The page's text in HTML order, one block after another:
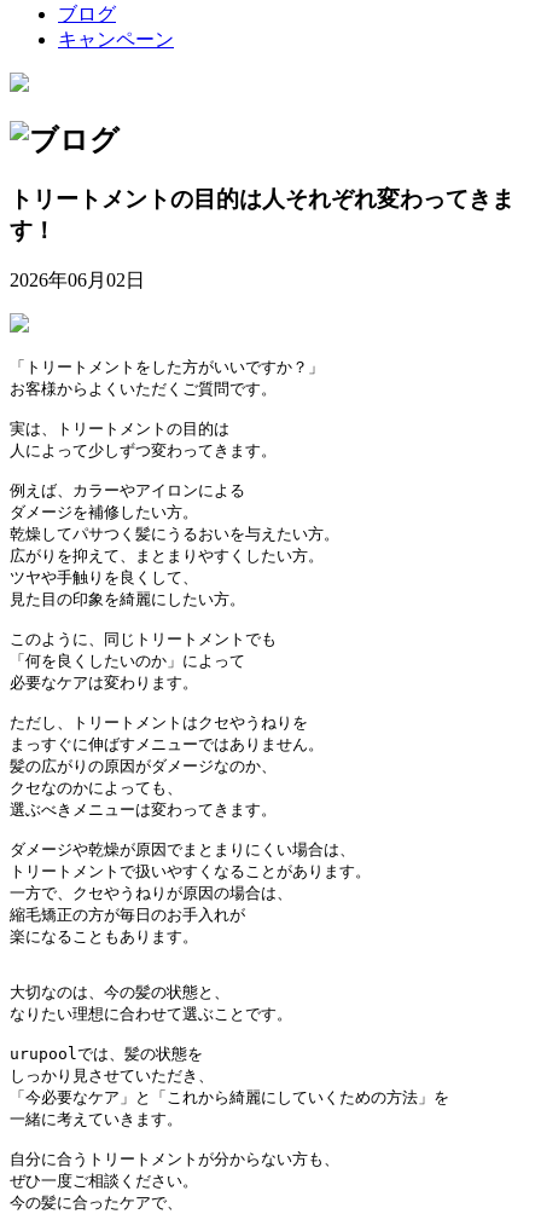
ブログ
キャンペーン
トリートメントの目的は人それぞれ変わってきま
す！
2026年06月02日
「トリートメントをした方がいいですか？」
お客様からよくいただくご質問です。
実は、トリートメントの目的は
人によって少しずつ変わってきます。
例えば、カラーやアイロンによる
ダメージを補修したい方。
乾燥してパサつく髪にうるおいを与えたい方。
広がりを抑えて、まとまりやすくしたい方。
ツヤや手触りを良くして、
見た目の印象を綺麗にしたい方。
このように、同じトリートメントでも
「何を良くしたいのか」によって
必要なケアは変わります。
ただし、トリートメントはクセやうねりを
まっすぐに伸ばすメニューではありません。
髪の広がりの原因がダメージなのか、
クセなのかによっても、
選ぶべきメニューは変わってきます。
ダメージや乾燥が原因でまとまりにくい場合は、
トリートメントで扱いやすくなることがあります。
一方で、クセやうねりが原因の場合は、
縮毛矯正の方が毎日のお手入れが
楽になることもあります。
大切なのは、今の髪の状態と、
なりたい理想に合わせて選ぶことです。
urupoolでは、髪の状態を
しっかり見させていただき、
「今必要なケア」と「これから綺麗にしていくための方法」を
一緒に考えていきます。
自分に合うトリートメントが分からない方も、
ぜひ一度ご相談ください。
今の髪に合ったケアで、